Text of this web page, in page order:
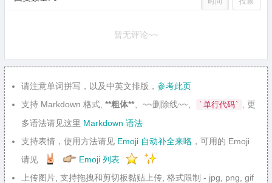
暂无评论~~
请注意单词拼写，以及中英文排版， 参考此页
支持 Markdown 格式, **粗体** 、~~删除线~~、 `单行代码`
, 更
多语法请见这里 Markdown 语法
支持表情，使用方法请见 Emoji 自动补全来咯 ，可用的 Emoji
请见
Emoji 列表
上传图片, 支持拖拽和剪切板黏贴上传, 格式限制 - jpg, png, gif